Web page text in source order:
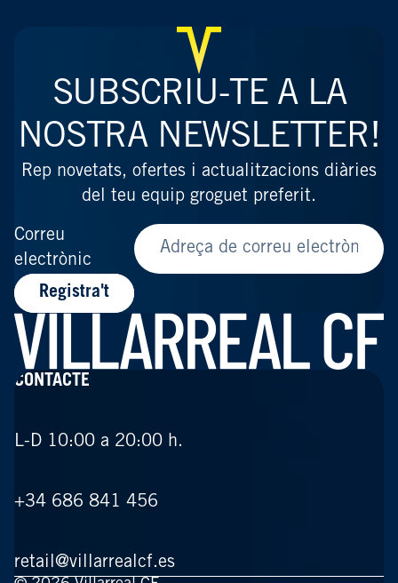
SUBSCRIU-TE A LA
NOSTRA NEWSLETTER!
Rep novetats, ofertes i actualitzacions diàries
del teu equip groguet preferit.
Correu
electrònic
Registra't
CONTACTE
L-D 10:00 a 20:00 h.
+34 686 841 456
retail@villarrealcf.es